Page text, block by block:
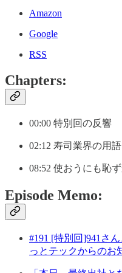
Amazon
Google
RSS
Chapters:
00:00 特別回の反響
02:12 寿司業界の用
08:52 使おうにも恥
Episode Memo:
#191 [特別回]941さ
っとテックからのお